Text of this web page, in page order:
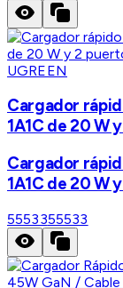
UGREEN
Cargador
1A1C de 20 W
Cargador
1A1C de 20 W
5553355533